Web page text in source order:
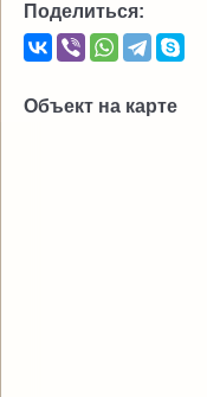
Поделиться:
Объект на карте